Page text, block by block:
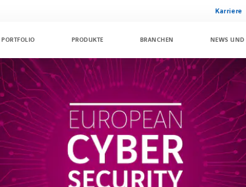
Karriere
PORTFOLIO PRODUKTE BRANCHEN NEWS UND